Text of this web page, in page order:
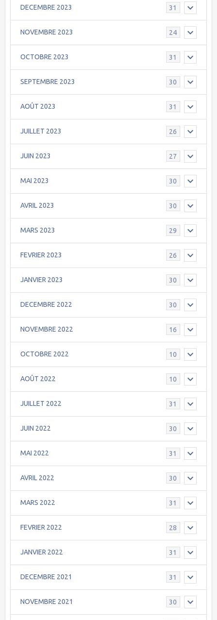
DECEMBRE 2023 31
NOVEMBRE 2023 24
OCTOBRE 2023 31
SEPTEMBRE 2023 30
AOÛT 2023 31
JUILLET 2023 26
JUIN 2023 27
MAI 2023 30
AVRIL 2023 30
MARS 2023 29
FEVRIER 2023 26
JANVIER 2023 30
DECEMBRE 2022 30
NOVEMBRE 2022 16
OCTOBRE 2022 10
AOÛT 2022 10
JUILLET 2022 31
JUIN 2022 30
MAI 2022 31
AVRIL 2022 30
MARS 2022 31
FEVRIER 2022 28
JANVIER 2022 31
DECEMBRE 2021 31
NOVEMBRE 2021 30